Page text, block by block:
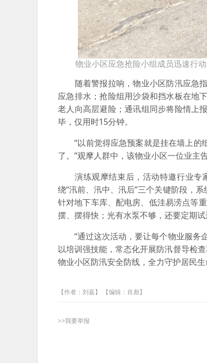
物业小区应急抢险小组成员迅速行
随着警报拉响，物业小区防汛应急指
应急排水；抢险组用沙袋和挡水板在地
老人向高层避险；通讯组同步将险情上
毕，仅用时15分钟。
“以前觉得应急预案就是挂在墙上的
了。”观摩人群中，该物业小区一位业主
演练观摩结束后，活动特邀行业专
绕“汛前、汛中、汛后”三个关键阶段，
针对地下车库、配电房、低洼易涝点等
摆、摆得快；光有水泵不够，还要定期
“通过这次活动，要让每个物业服务企
以培训强技能，常态化开展防汛督导检
物业小区防汛安全防线，全力守护居民生
【作者：刘嘉】 【编辑：肖彪】
>>我要举报